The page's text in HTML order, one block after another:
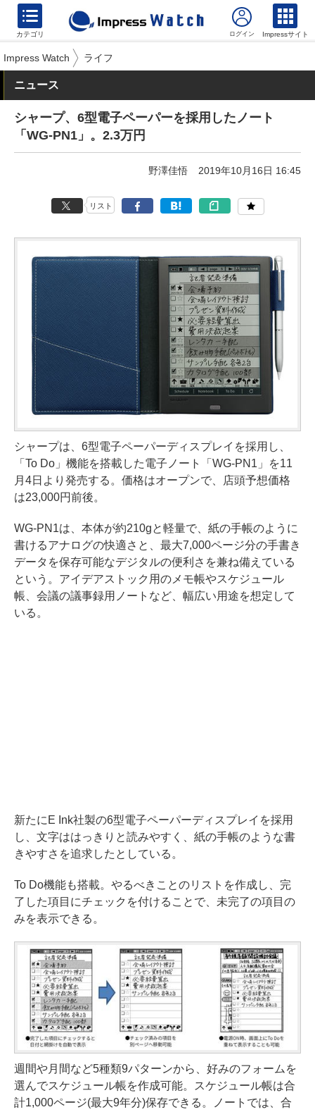
カテゴリ Impressサイト
Impress Watch ライフ
ニュース
シャープ、6型電子ペーパーを採用したノート
「WG-PN1」。2.3万円
野澤佳悟 2019年10月16日 16:45
リスト
シャープは、6型電子ペーパーディスプレイを採用し、
「To Do」機能を搭載した電子ノート「WG-PN1」を11
月4日より発売する。価格はオープンで、店頭予想価格
は23,000円前後。
WG-PN1は、本体が約210gと軽量で、紙の手帳のように
書けるアナログの快適さと、最大7,000ページ分の手書き
データを保存可能なデジタルの便利さを兼ね備えている
という。アイデアストック用のメモ帳やスケジュール
帳、会議の議事録用ノートなど、幅広い用途を想定して
いる。
新たにE Ink社製の6型電子ペーパーディスプレイを採用
し、文字ははっきりと読みやすく、紙の手帳のような書
きやすさを追求したとしている。
To Do機能も搭載。やるべきことのリストを作成し、完
了した項目にチェックを付けることで、未完了の項目の
みを表示できる。
週間や月間など5種類9パターンから、好みのフォームを
選んでスケジュール帳を作成可能。スケジュール帳は合
計1,000ページ(最大9年分)保存できる。ノートでは、合